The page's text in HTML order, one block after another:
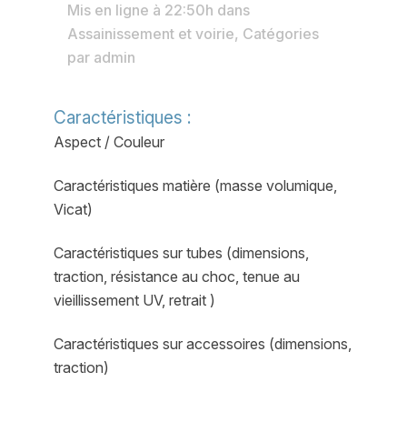
Mis en ligne à 22:50h dans
Assainissement et voirie, Catégories
par admin
Caractéristiques :
Aspect / Couleur
Caractéristiques matière (masse volumique,
Vicat)
Caractéristiques sur tubes (dimensions,
traction, résistance au choc, tenue au
vieillissement UV, retrait )
Caractéristiques sur accessoires (dimensions,
traction)